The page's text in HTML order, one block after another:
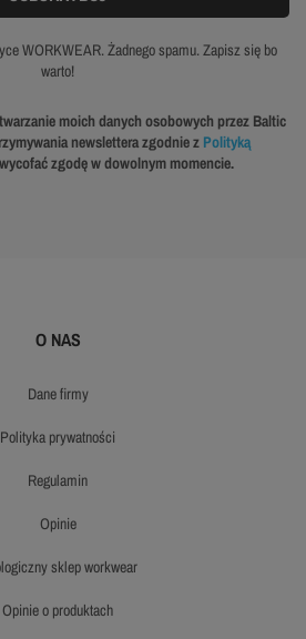
WORKWEAR. Żadnego spamu. Zapisz się bo
warto!
moich danych osobowych przez Baltic
newslettera zgodnie z Polityką
zgodę w dowolnym momencie.
O NAS
dane firmy
polityka prywatności
regulamin
opinie
sklep workwear
opinie o produktach